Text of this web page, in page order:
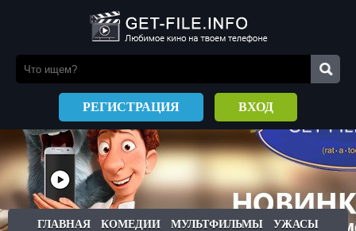
РЕГИСТРАЦИЯ ВХОД
ГЛАВНАЯ КОМЕДИИ МУЛЬТФИЛЬМЫ УЖАСЫ